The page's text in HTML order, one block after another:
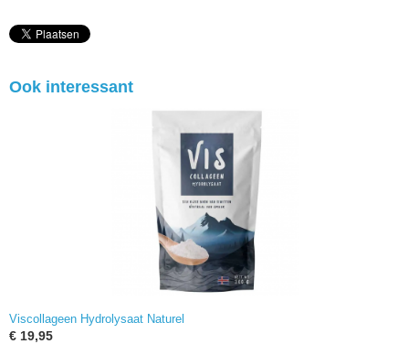
Ook interessant
Viscollageen Hydrolysaat Naturel
€ 19,95